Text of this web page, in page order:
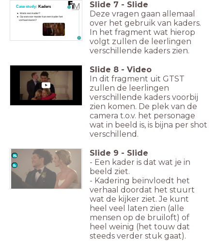
Case study: Kaders
Wat is een kader?
Op wat voor manier kan een kader het
verhaal sturen?
Slide 7 - Slide
Deze vragen gaan allemaal
over het gebruik van kaders.
In het fragment wat hierop
volgt zullen de leerlingen
verschillende kaders zien.
Slide 8 - Video
In dit fragment uit GTST
zullen de leerlingen
verschillende kaders voorbij
zien komen. De plek van de
camera t.o.v. het personage
wat in beeld is, is bijna per shot
verschillend.
Slide 9 - Slide
- Een kader is dat wat je in
beeld ziet.
- Kadering beïnvloedt het
verhaal doordat het stuurt
wat de kijker ziet. Je kunt
heel veel laten zien (alle
mensen op de bruiloft) of
heel weinig (het touw dat
steeds verder stuk gaat).